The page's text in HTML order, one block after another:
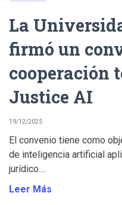
La
firmó un
cooperación
Justice AI
19/12/2025
El convenio tiene como
de inteligencia artificial
jurídico....
Leer Más